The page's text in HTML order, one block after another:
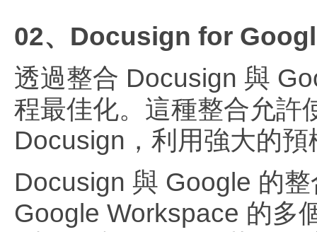
02、Docusign for
透過整合 Docusign 與
程最佳化。這種整合允許
Docusign，利用強大的
Docusign 與 Google 的
Google Workspace 的多